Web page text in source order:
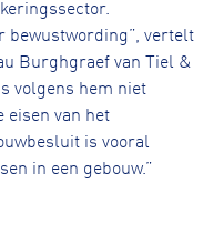
bewustwording”, vertelt
Burghgraef van Tiel &
volgens hem niet
eisen van het
is vooral
in een gebouw.”